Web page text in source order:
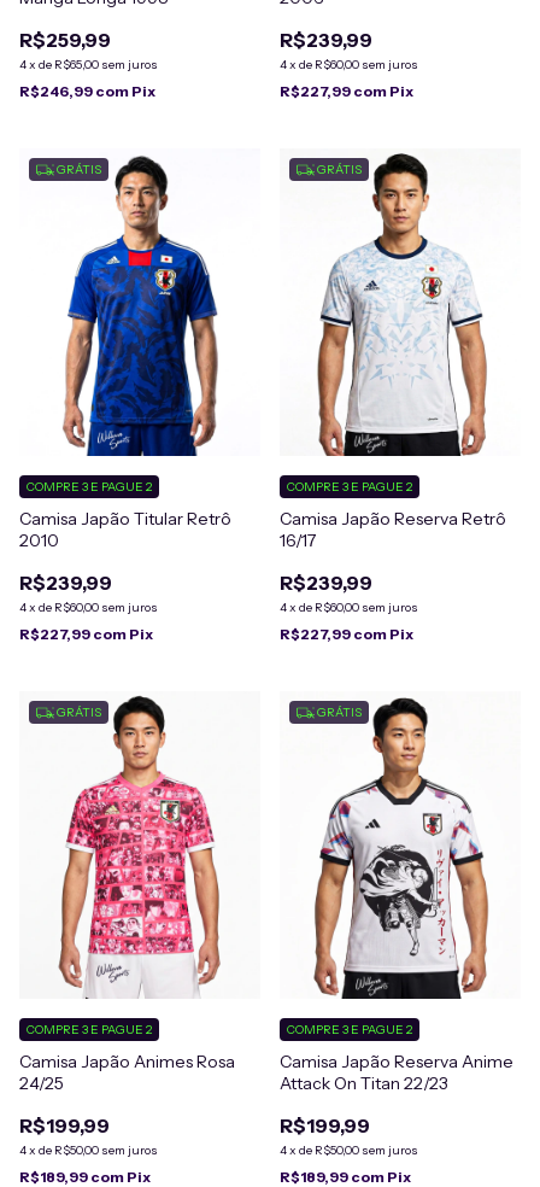
R$259,99
4x de R$65,00 sem juros
R$246,99 com Pix
R$239,99
4x de R$60,00 sem juros
R$227,99 com Pix
GRÁTIS
Camisa Japão Titular Retrô
2010
R$239,99
4x de R$60,00 sem juros
COMPRE 3 E PAGUE 2
R$227,99 com Pix
GRÁTIS
Camisa Japão Reserva Retrô
16/17
R$239,99
4x de R$60,00 sem juros
COMPRE 3 E PAGUE 2
R$227,99 com Pix
GRÁTIS
Camisa Japão Animes Rosa
24/25
R$199,99
4x de R$50,00 sem juros
COMPRE 3 E PAGUE 2
R$189,99 com Pix
GRÁTIS
Camisa Japão Reserva Anime
Attack On Titan 22/23
R$199,99
4x de R$50,00 sem juros
COMPRE 3 E PAGUE 2
R$189,99 com Pix